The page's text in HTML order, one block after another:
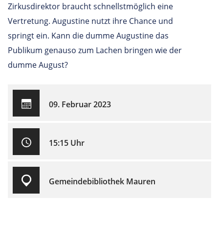
Zirkusdirektor braucht schnellstmöglich eine
Vertretung. Augustine nutzt ihre Chance und
springt ein. Kann die dumme Augustine das
Publikum genauso zum Lachen bringen wie der
dumme August?
09. Februar 2023
15:15 Uhr
Gemeindebibliothek Mauren